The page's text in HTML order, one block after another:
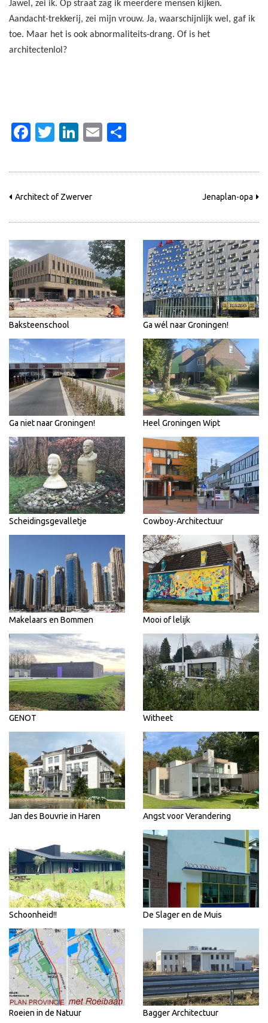
Jawel, zei ik. Op straat zag ik meerdere mensen kijken.
Aandacht-trekkerij, zei mijn vrouw. Ja, waarschijnlijk wel, gaf ik
toe. Maar het is ook abnormaliteits-drang. Of is het
architectenlol?
Facebook
Twitter
LinkedIn
Email
Architect of Zwerver Jenaplan-opa
Baksteenschool Ga wél naar Groningen!
Ga niet naar Groningen! Heel Groningen Wipt
Scheidingsgevalletje Cowboy-Architectuur
Makelaars en Bommen Mooi of lelijk
GENOT Witheet
Jan des Bouvrie in Haren Angst voor Verandering
Schoonheid!! De Slager en de Muis
Roeien in de Natuur Bagger Architectuur